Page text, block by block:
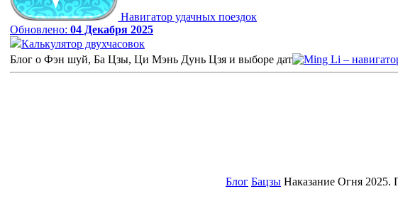
Навигатор удачных поездок
Обновлено: 04 Декабря 2025
Калькулятор двухчасовок
Блог о Фэн шуй, Ба Цзы, Ци Мэнь Дунь Цзя и выборе дат
Блог Бацзы Наказание Огня 2025.